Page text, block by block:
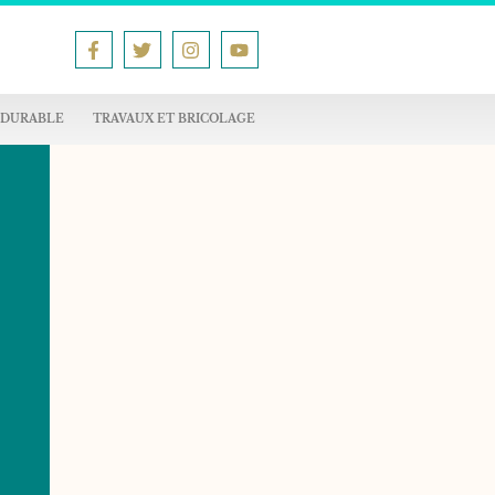
TRAVAUX ET BRICOLAGE